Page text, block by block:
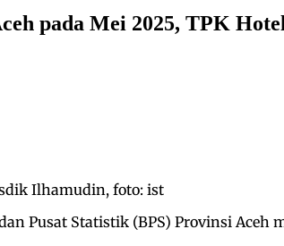
pada Mei 2025, TPK
Ilhamudin, foto: ist
Pusat Statistik (BPS) Provinsi